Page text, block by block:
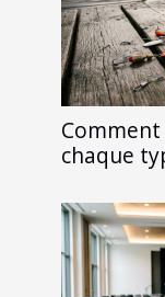
chaque